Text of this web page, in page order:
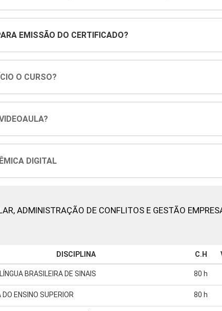
EMISSÃO DO CERTIFICADO?
O CURSO?
DIGITAL
ADMINISTRAÇÃO DE CONFLITOS E GESTÃO
DISCIPLINA C.H
BRASILEIRA DE SINAIS 80 h
DO ENSINO SUPERIOR 80 h